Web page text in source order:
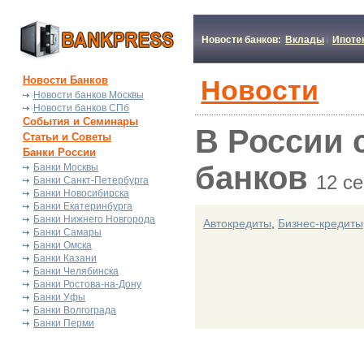
Новости банков: Вклады
Новости Банков
Новости банков Москвы
Новости банков СПб
События и Семинары
Статьи и Советы
Банки России
Банки Москвы
Банки Санкт-Петербурга
Банки Новосибирска
Банки Екатеринбурга
Банки Нижнего Новгорода
Банки Самары
Банки Омска
Банки Казани
Банки Челябинска
Банки Ростова-на-Дону
Банки Уфы
Банки Волгограда
Банки Перми
Новости
В России
банков 12
Автокредиты Бизнес-кредиты